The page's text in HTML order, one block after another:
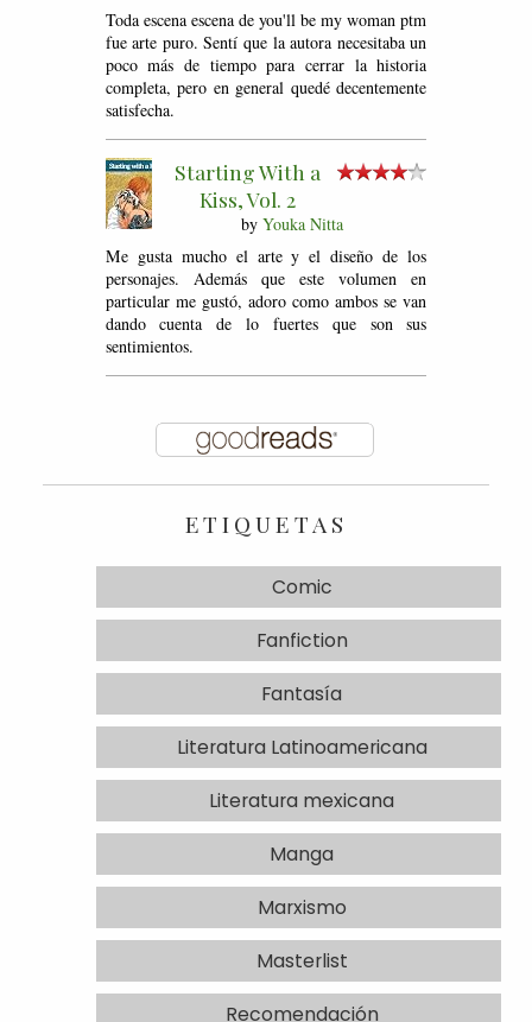
Toda escena escena de you'll be my woman ptm
fue arte puro. Sentí que la autora necesitaba un
poco más de tiempo para cerrar la historia
completa, pero en general quedé decentemente
satisfecha.
Starting With a
Kiss, Vol. 2
by Youka Nitta
Me gusta mucho el arte y el diseño de los
personajes. Además que este volumen en
particular me gustó, adoro como ambos se van
dando cuenta de lo fuertes que son sus
sentimientos.
ETIQUETAS
Comic
Fanfiction
Fantasía
Literatura Latinoamericana
Literatura mexicana
Manga
Marxismo
Masterlist
Recomendación